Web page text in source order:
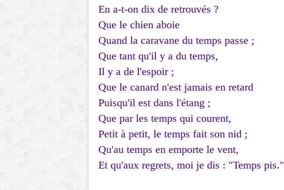
En a-t-on dix de retrouvés ?
Que le chien aboie
Quand la caravane du temps passe ;
Que tant qu'il y a du temps,
Il y a de l'espoir ;
Que le canard n'est jamais en retard
Puisqu'il est dans l'étang ;
Que par les temps qui courent,
Petit à petit, le temps fait son nid ;
Qu'au temps en emporte le vent,
Et qu'aux regrets, moi je dis : "Temps pis."